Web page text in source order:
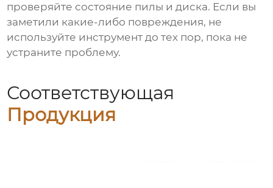
проверяйте состояние пилы и диска. Если вы
заметили какие-либо повреждения, не
используйте инструмент до тех пор, пока не
устраните проблему.
Соответствующая
Продукция